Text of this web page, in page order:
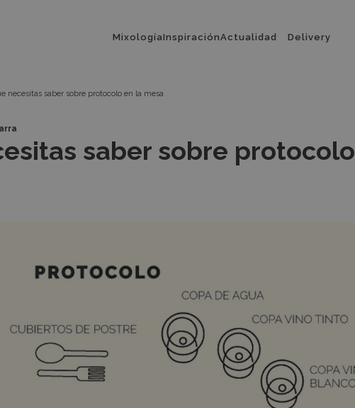
principal
MixologíaInspiraciónActualidad Delivery
necesitas saber sobre protocolo en la mesa
saber sobre protocolo